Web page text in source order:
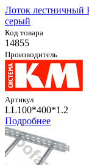
Лоток лестничный
серый
Код товара
14855
Производитель
Артикул
LL100*400*1.2
Подробнее